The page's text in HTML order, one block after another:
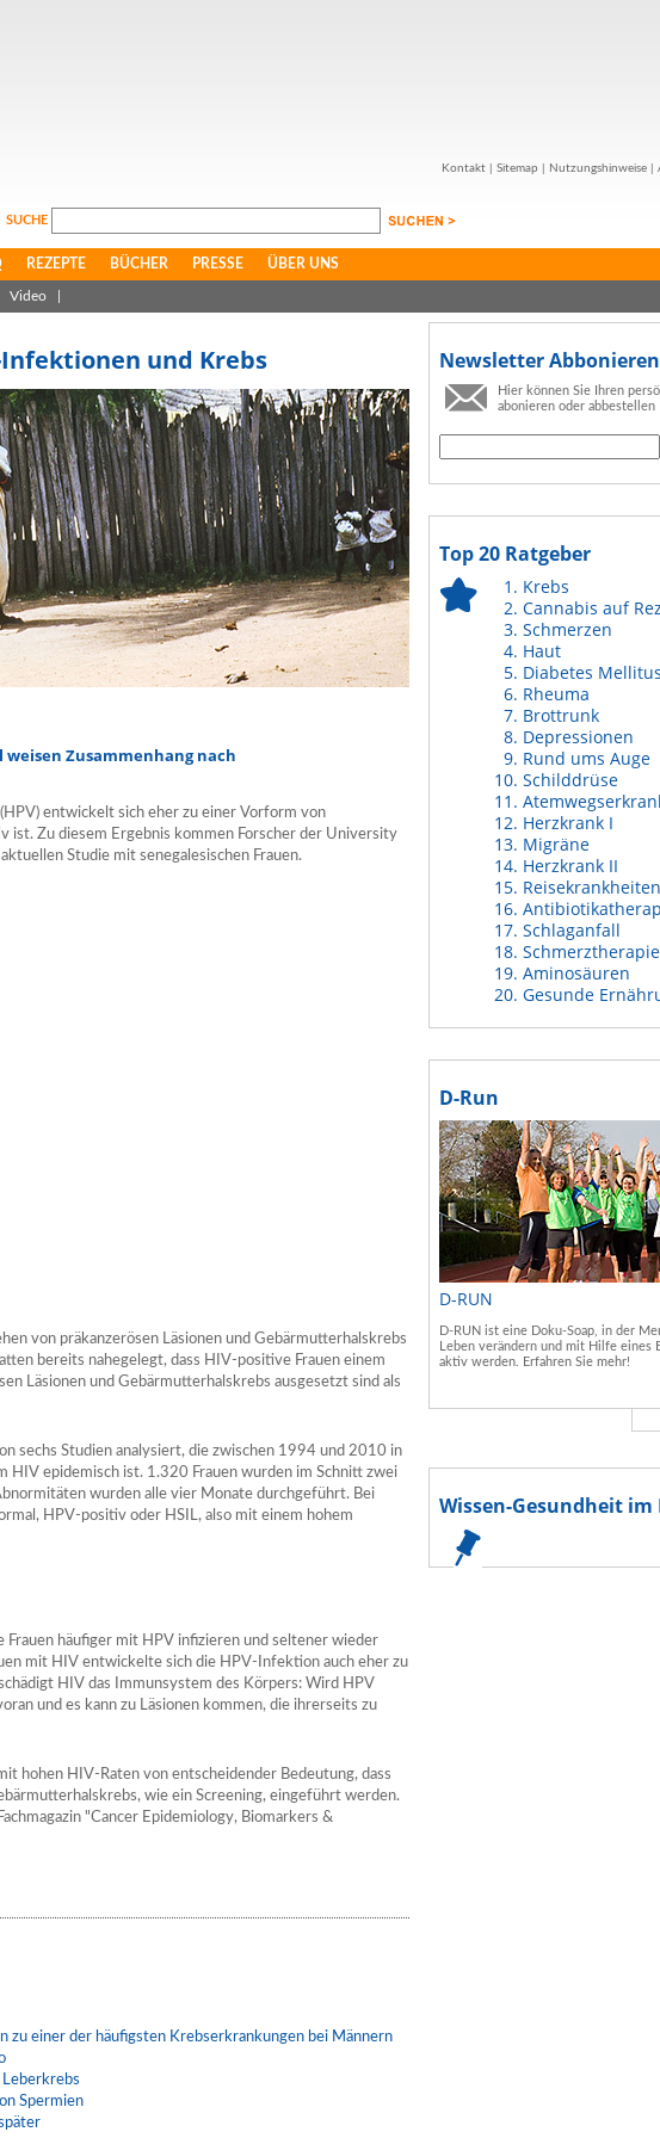
Kontakt Sitemap Nutzungshinweise
SUCHE
REZEPTE BÜCHER PRESSE ÜBER UNS
Video
und Krebs
Zusammenhang nach
entwickelt sich eher zu einer Vorform von
ist. Zu diesem Ergebnis kommen Forscher der University
Studie mit senegalesischen Frauen.
von präkanzerösen Läsionen und Gebärmutterhalskrebs
bereits nahegelegt, dass HIV-positive Frauen einem
Läsionen und Gebärmutterhalskrebs ausgesetzt sind als
sechs Studien analysiert, die zwischen 1994 und 2010 in
HIV epidemisch ist. 1.320 Frauen wurden im Schnitt zwei
wurden alle vier Monate durchgeführt. Bei
HPV-positiv oder HSIL, also mit einem hohem
häufiger mit HPV infizieren und seltener wieder
mit HIV entwickelte sich die HPV-Infektion auch eher zu
HIV das Immunsystem des Körpers: Wird HPV
und es kann zu Läsionen kommen, die ihrerseits zu
hohen HIV-Raten von entscheidender Bedeutung, dass
wie ein Screening, eingeführt werden.
"Cancer Epidemiology, Biomarkers &
zu einer der häufigsten Krebserkrankungen bei Männern
Spermien
Newsletter Abbonieren
Hier können Sie Ihren
abonieren oder abbestellen
Top 20 Ratgeber
Krebs
Cannabis auf
Schmerzen
Haut
Diabetes Mellitus
Rheuma
Brottrunk
Depressionen
Rund ums Auge
Schilddrüse
Herzkrank I
Migräne
Herzkrank II
Reisekrankheiten
Schlaganfall
Schmerztherapie
Aminosäuren
Gesunde
D-Run
D-RUN
D-RUN ist eine Doku-Soap, in der
Leben verändern und mit Hilfe eines
aktiv werden. Erfahren Sie mehr!
Wissen-Gesundheit im